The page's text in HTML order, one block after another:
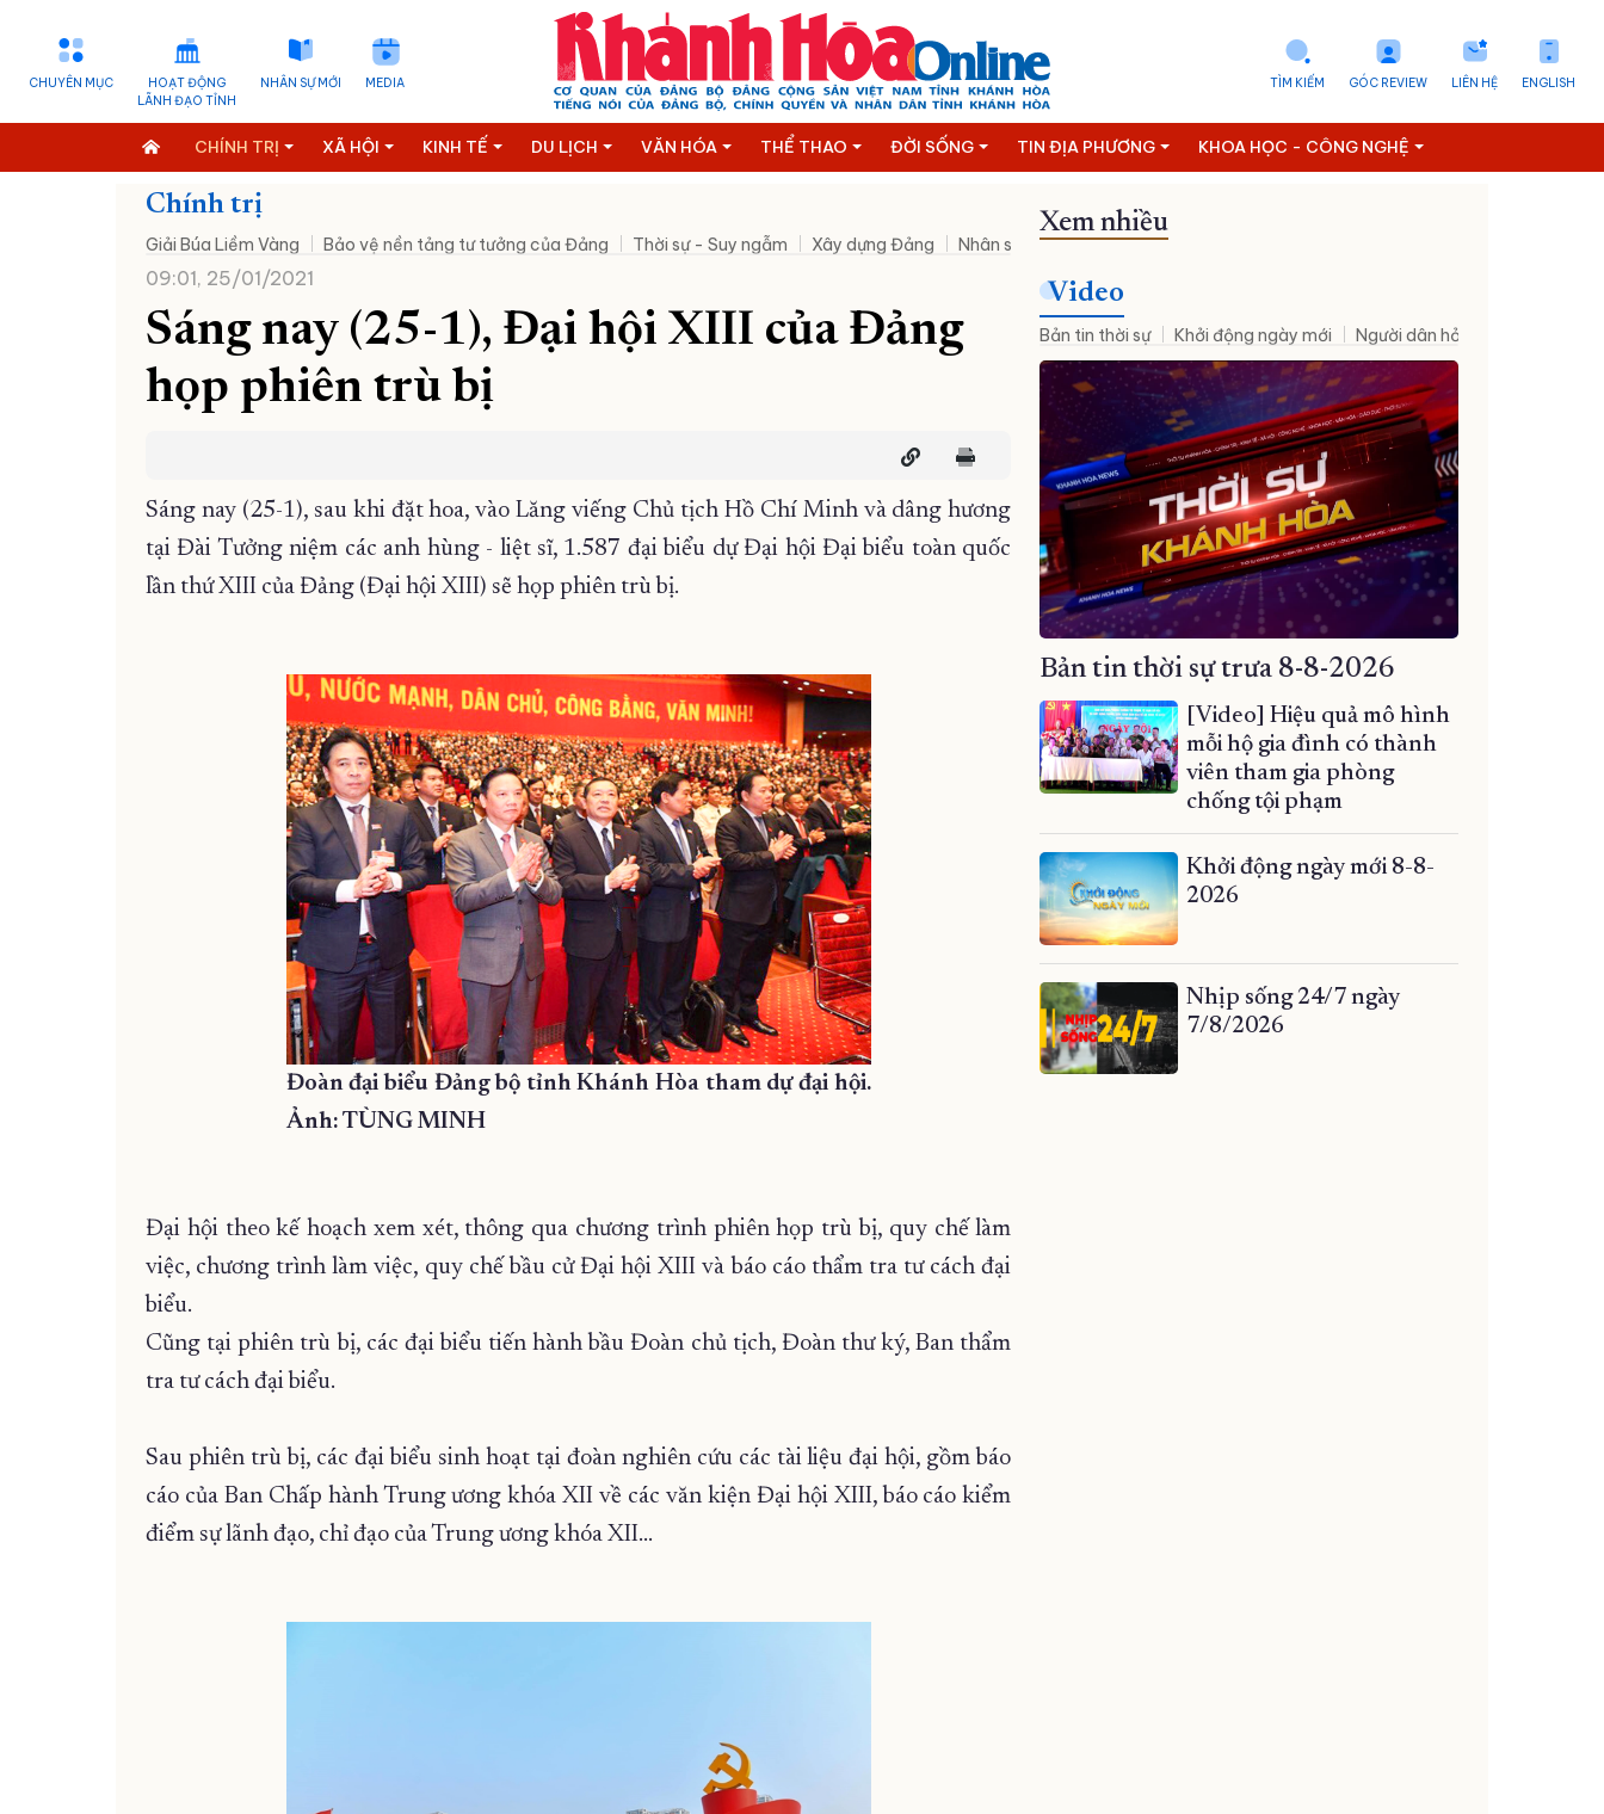
CHUYÊN MỤC
HOẠT ĐỘNG
LÃNH ĐẠO TỈNH
NHÂN SỰ MỚI MEDIA ENGLISH
LIÊN HỆ
GÓC REVIEW
TÌM KIẾM
CHÍNH TRỊ XÃ HỘI KINH TẾ DU LỊCH VĂN HÓA THỂ THAO ĐỜI SỐNG TIN ĐỊA PHƯƠNG KHOA HỌC - CÔNG NGHỆ
Chính trị
Giải Búa Liềm Vàng Bảo vệ nền tảng tư tưởng của Đảng Thời sự - Suy ngẫm Xây dựng Đảng Nhân sự mới Đưa NQ09 vào cuộc sống
09:01, 25/01/2021
Sáng nay (25-1), Đại hội XIII của Đảng
họp phiên trù bị
Sáng nay (25-1), sau khi đặt hoa, vào Lăng viếng Chủ tịch Hồ Chí Minh và dâng hương
tại Đài Tưởng niệm các anh hùng - liệt sĩ, 1.587 đại biểu dự Đại hội Đại biểu toàn quốc
lần thứ XIII của Đảng (Đại hội XIII) sẽ họp phiên trù bị.
Đoàn đại biểu Đảng bộ tỉnh Khánh Hòa tham dự đại hội.
Ảnh: TÙNG MINH
Đại hội theo kế hoạch xem xét, thông qua chương trình phiên họp trù bị, quy chế làm
việc, chương trình làm việc, quy chế bầu cử Đại hội XIII và báo cáo thẩm tra tư cách đại
biểu.
Cũng tại phiên trù bị, các đại biểu tiến hành bầu Đoàn chủ tịch, Đoàn thư ký, Ban thẩm
tra tư cách đại biểu.
Sau phiên trù bị, các đại biểu sinh hoạt tại đoàn nghiên cứu các tài liệu đại hội, gồm báo
cáo của Ban Chấp hành Trung ương khóa XII về các văn kiện Đại hội XIII, báo cáo kiểm
điểm sự lãnh đạo, chỉ đạo của Trung ương khóa XII…
Xem nhiều
Video
Bản tin thời sự Khởi động ngày mới Người dân hỏi – Cơ quan nhà
Bản tin thời sự trưa 8-8-2026
[Video] Hiệu quả mô hình
mỗi hộ gia đình có thành
viên tham gia phòng
chống tội phạm
Khởi động ngày mới 8-8-
2026
Nhịp sống 24/7 ngày
7/8/2026